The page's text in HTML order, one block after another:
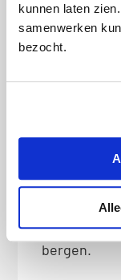
kunnen laten
samenwerken
bezocht.
de
eventuele
Laat geen
zorg dat
sieraden
het zicht.
goed
en
bergen.